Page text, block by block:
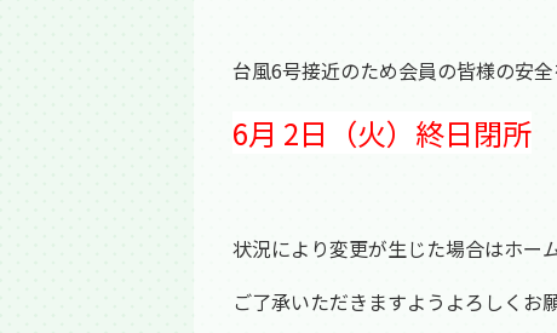
台風6号接近のため会員の皆様の安
6月 2日（火）終日閉所
状況により変更が生じた場合はホー
ご了承いただきますようよろしくお